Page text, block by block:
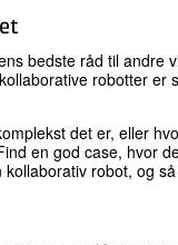
bedste råd til andre
robotter er
det er, eller
en god case, hvor
robot, og